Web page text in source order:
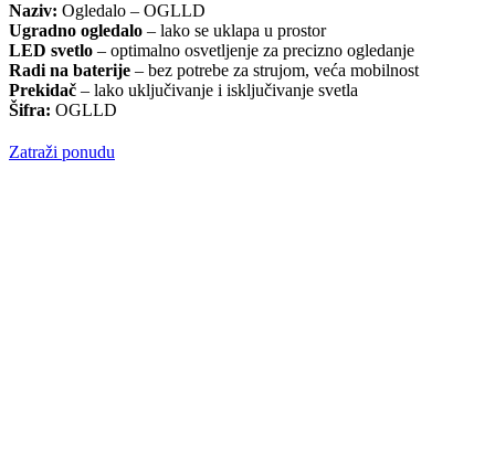
Naziv: Ogledalo – OGLLD
Ugradno ogledalo – lako se uklapa u prostor
LED svetlo – optimalno osvetljenje za precizno ogledanje
Radi na baterije – bez potrebe za strujom, veća mobilnost
Prekidač – lako uključivanje i isključivanje svetla
Šifra: OGLLD
Zatraži ponudu